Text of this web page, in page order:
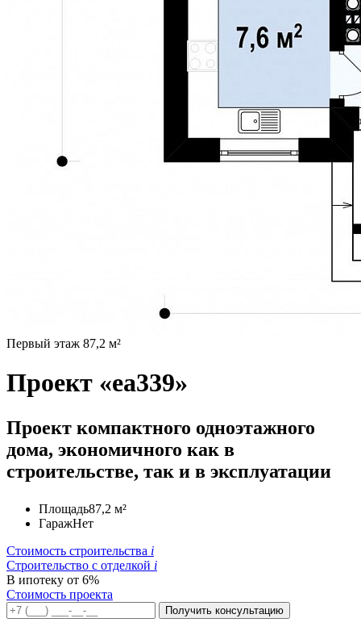
Первый этаж 87,2 м²
Проект «ea339»
Проект компактного одноэтажного
дома, экономичного как в
строительстве, так и в эксплуатации
Площадь87,2 м²
ГаражНет
Стоимость строительства i
Строительство c отделкой i
В ипотеку от 6%
Стоимость проекта
Получить консультацию